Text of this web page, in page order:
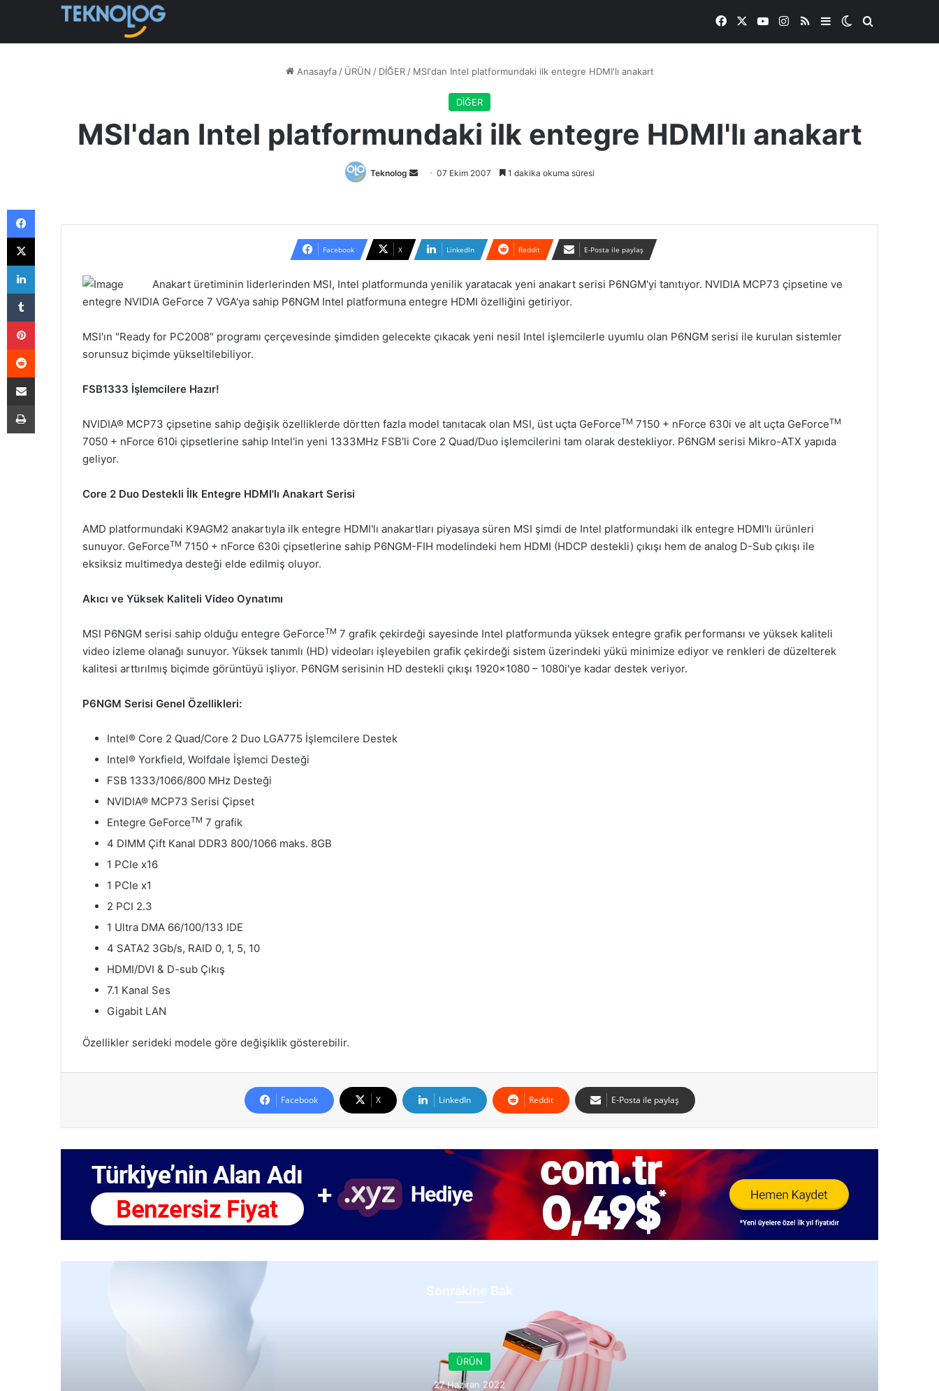
FacebookYouTubeInstagram
RSSKenar Bölmesi
Dış görünümü
Anasayfa / ÜRÜN / DİĞER / MSI'dan Intel platformundaki ilk entegre HDMI'lı anakart
DİĞER
MSI'dan Intel platformundaki ilk entegre HDMI'lı anakart
Teknolog
Bir
göndermek
07 Ekim 2007 1 dakika okuma süresi
Facebook X LinkedIn Reddit E-Posta ile paylaş
Anakart üretiminin liderlerinden MSI, Intel platformunda yenilik yaratacak yeni anakart serisi P6NGM'yi tanıtıyor. NVIDIA MCP73 çipsetine ve
entegre NVIDIA GeForce 7 VGA'ya sahip P6NGM Intel platformuna entegre HDMI özelliğini getiriyor.
MSI'ın "Ready for PC2008" programı çerçevesinde şimdiden gelecekte çıkacak yeni nesil Intel işlemcilerle uyumlu olan P6NGM serisi ile kurulan sistemler
sorunsuz biçimde yükseltilebiliyor.
FSB1333 İşlemcilere Hazır!
NVIDIA® MCP73 çipsetine sahip değişik özelliklerde dörtten fazla model tanıtacak olan MSI, üst uçta GeForceTM 7150 + nForce 630i ve alt uçta GeForceTM
7050 + nForce 610i çipsetlerine sahip Intel'in yeni 1333MHz FSB'li Core 2 Quad/Duo işlemcilerini tam olarak destekliyor. P6NGM serisi Mikro-ATX yapıda
geliyor.
Core 2 Duo Destekli İlk Entegre HDMI'lı Anakart Serisi
AMD platformundaki K9AGM2 anakartıyla ilk entegre HDMI'lı anakartları piyasaya süren MSI şimdi de Intel platformundaki ilk entegre HDMI'lı ürünleri
sunuyor. GeForceTM 7150 + nForce 630i çipsetlerine sahip P6NGM-FIH modelindeki hem HDMI (HDCP destekli) çıkışı hem de analog D-Sub çıkışı ile
eksiksiz multimedya desteği elde edilmiş oluyor.
Akıcı ve Yüksek Kaliteli Video Oynatımı
MSI P6NGM serisi sahip olduğu entegre GeForceTM 7 grafik çekirdeği sayesinde Intel platformunda yüksek entegre grafik performansı ve yüksek kaliteli
video izleme olanağı sunuyor. Yüksek tanımlı (HD) videoları işleyebilen grafik çekirdeği sistem üzerindeki yükü minimize ediyor ve renkleri de düzelterek
kalitesi arttırılmış biçimde görüntüyü işliyor. P6NGM serisinin HD destekli çıkışı 1920×1080 – 1080i'ye kadar destek veriyor.
P6NGM Serisi Genel Özellikleri:
Intel® Core 2 Quad/Core 2 Duo LGA775 İşlemcilere Destek
Intel® Yorkfield, Wolfdale İşlemci Desteği
FSB 1333/1066/800 MHz Desteği
NVIDIA® MCP73 Serisi Çipset
Entegre GeForceTM 7 grafik
4 DIMM Çift Kanal DDR3 800/1066 maks. 8GB
1 PCIe x16
1 PCIe x1
2 PCI 2.3
1 Ultra DMA 66/100/133 IDE
4 SATA2 3Gb/s, RAID 0, 1, 5, 10
HDMI/DVI & D-sub Çıkış
7.1 Kanal Ses
Gigabit LAN
Özellikler serideki modele göre değişiklik gösterebilir.
Facebook X LinkedIn Reddit E-Posta ile paylaş
Sonrakine Bak
ÜRÜN
27 Haziran 2022
Facebook
X
LinkedIn
Tumblr
Pinterest
Reddit
E-Posta ile paylaş